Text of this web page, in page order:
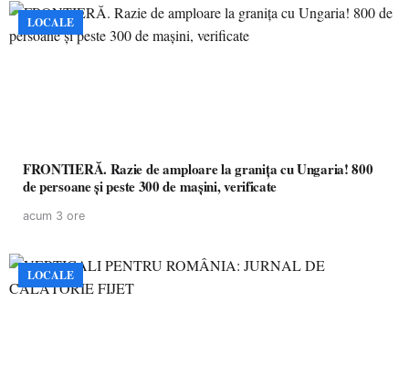
LOCALE
FRONTIERĂ. Razie de amploare la granița cu Ungaria! 800
de persoane și peste 300 de mașini, verificate
acum 3 ore
LOCALE